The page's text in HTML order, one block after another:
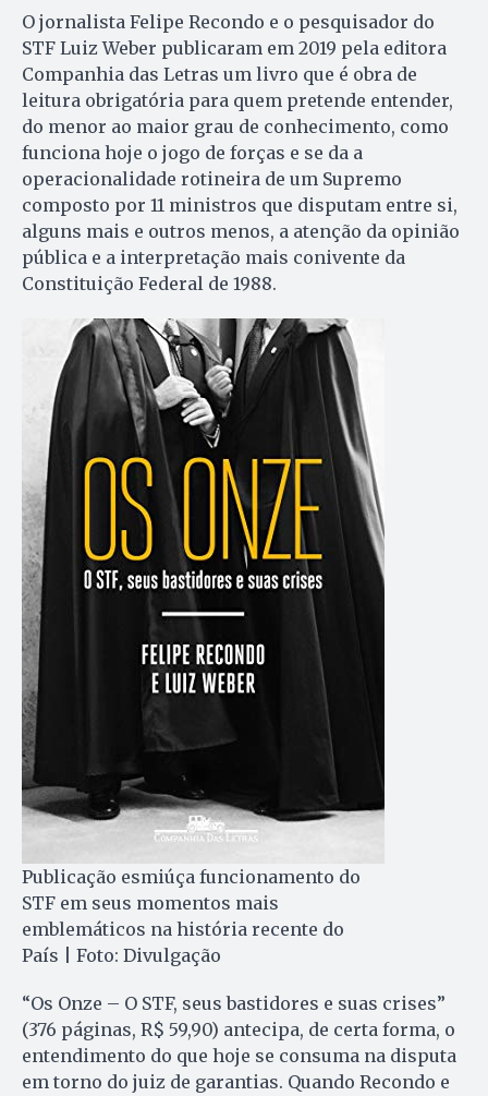
O jornalista Felipe Recondo e o pesquisador do
STF Luiz Weber publicaram em 2019 pela editora
Companhia das Letras um livro que é obra de
leitura obrigatória para quem pretende entender,
do menor ao maior grau de conhecimento, como
funciona hoje o jogo de forças e se da a
operacionalidade rotineira de um Supremo
composto por 11 ministros que disputam entre si,
alguns mais e outros menos, a atenção da opinião
pública e a interpretação mais conivente da
Constituição Federal de 1988.
Publicação esmiúça funcionamento do
STF em seus momentos mais
emblemáticos na história recente do
País | Foto: Divulgação
“Os Onze – O STF, seus bastidores e suas crises”
(376 páginas, R$ 59,90) antecipa, de certa forma, o
entendimento do que hoje se consuma na disputa
em torno do juiz de garantias. Quando Recondo e